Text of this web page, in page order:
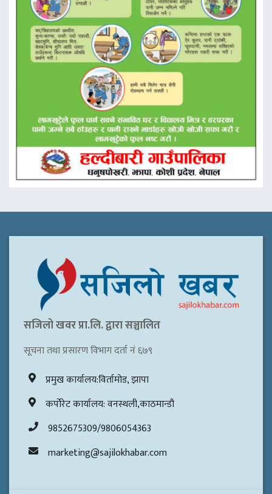
सजिलो खवर प्रा.लि. द्वारा सञ्चालित
सूचना तथा प्रसारण विभाग दर्ता नं ६७९
प्रमुख कार्यालय:विर्तामोड, झापा
कर्पोरेट कार्यालय: वनस्थली,काठमान्डौ
9852675309/9806054363
marketing@sajilokhabar.com